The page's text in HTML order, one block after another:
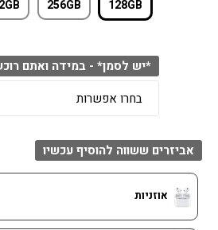
128GB
256GB
*יש לסמן* - במידה ואתם
אביזרים ששווה להוסיף עכשיו
אוזניות